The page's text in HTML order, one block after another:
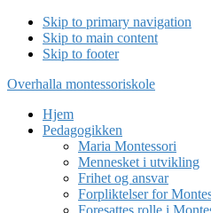
Skip to primary navigation
Skip to main content
Skip to footer
Overhalla montessoriskole
Hjem
Pedagogikken
Maria Montessori
Mennesket i utvikling
Frihet og ansvar
Forpliktelser for
Foresattes rolle i